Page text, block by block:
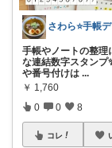
さ
手帳やノートの整理
な連結数字スタンプ
や番号付けは ...
￥ 1,760
0 0 8
コレ